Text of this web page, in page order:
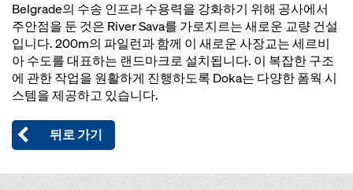
Belgrade의 수송 인프라 수용력을 강화하기 위해 공사에서
주안점을 둔 것은 River Sava를 가로지르는 새로운 교량 건설
입니다. 200m의 파일런과 함께 이 새로운 사장교는 세르비
아 수도를 대표하는 랜드마크로 설치됩니다. 이 복잡한 구조
에 관한 작업을 원활하게 진행하도록 Doka는 다양한 폼웍 시
스템을 제공하고 있습니다.
뒤로 가기